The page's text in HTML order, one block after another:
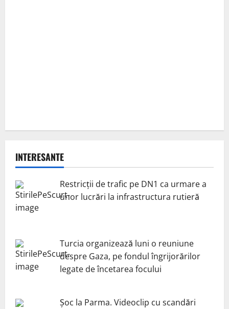
INTERESANTE
Restricții de trafic pe DN1 ca urmare a
unor lucrări la infrastructura rutieră
Turcia organizează luni o reuniune
despre Gaza, pe fondul îngrijorărilor
legate de încetarea focului
Șoc la Parma. Videoclip cu scandări